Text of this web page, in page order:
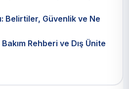
Belirtiler, Güvenlik ve Ne
Rehberi ve Dış Ünite